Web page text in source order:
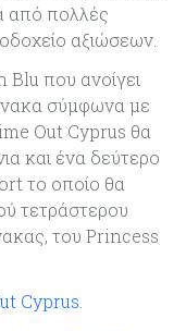
από πολλές
αξιώσεων.
που ανοίγει
σύμφωνα με
Out Cyprus θα
και ένα δεύτερο
το οποίο θα
τετράστερου
του Princess
Cyprus.